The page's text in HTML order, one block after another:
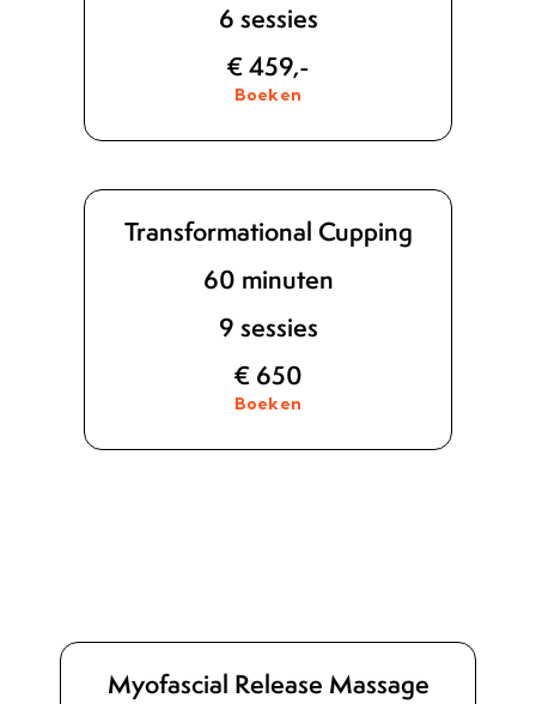
6 sessies
€ 459,-
Boeken
Transformational Cupping
60 minuten
9 sessies
€ 650
Boeken
Myofascial Release Massage